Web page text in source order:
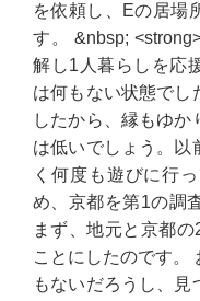
を依頼し、Eの居場
す。 &nbsp;
解し1人暮らしを応
は何もない状態でし
したから、縁もゆか
は低いでしょう。以
く何度も遊びに行
め、京都を第1の調
まず、地元と京都
ことにしたのです。
もないだろうし、